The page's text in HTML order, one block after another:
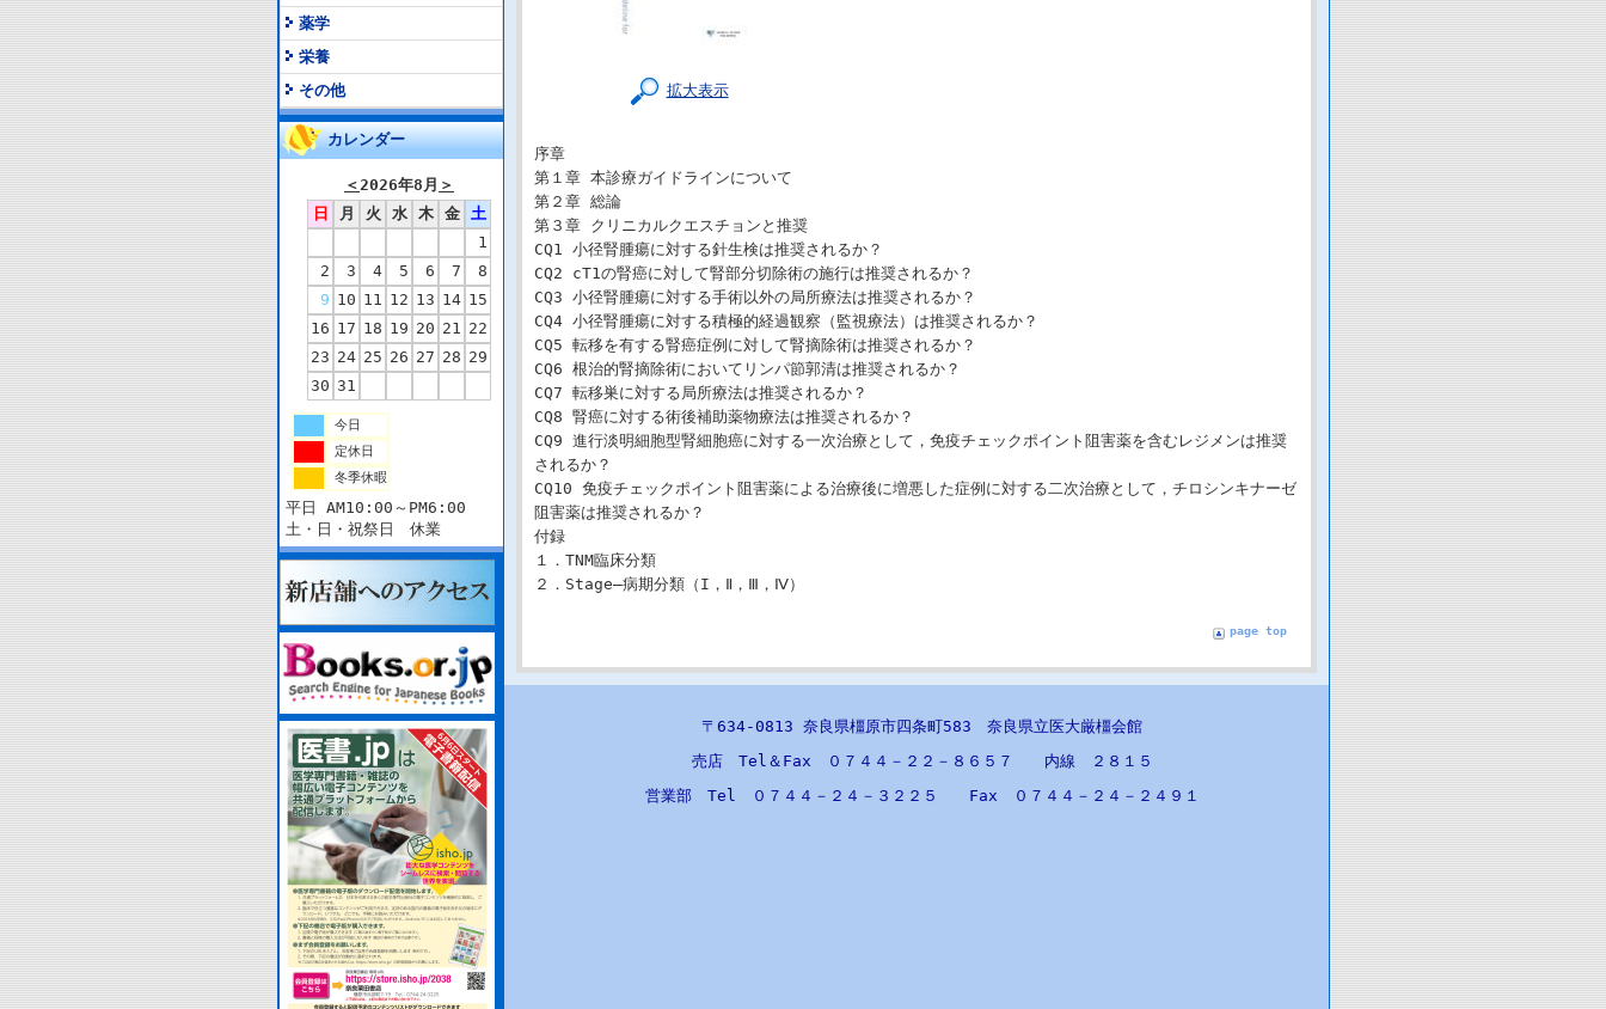
薬学
栄養
その他
カレンダー
＜2026年8月 ＞
日
月 火 水 木 金
土
1
2
3 4 5 6 7
8
9 10 11 12 13 14 15
16 17 18 19 20 21 22
23 24 25 26 27 28 29
30 31
今日
定休日
冬季休暇
平日 AM10:00～PM6:00
土・日・祝祭日 休業
拡大表示
序章
第１章 本診療ガイドラインについて
第２章 総論
第３章 クリニカルクエスチョンと推奨
CQ1 小径腎腫瘍に対する針生検は推奨されるか？
CQ2 cT1の腎癌に対して腎部分切除術の施行は推奨されるか？
CQ3 小径腎腫瘍に対する手術以外の局所療法は推奨されるか？
CQ4 小径腎腫瘍に対する積極的経過観察（監視療法）は推奨されるか？
CQ5 転移を有する腎癌症例に対して腎摘除術は推奨されるか？
CQ6 根治的腎摘除術においてリンパ節郭清は推奨されるか？
CQ7 転移巣に対する局所療法は推奨されるか？
CQ8 腎癌に対する術後補助薬物療法は推奨されるか？
CQ9 進行淡明細胞型腎細胞癌に対する一次治療として，免疫チェックポイント阻害薬を含むレジメンは推奨
されるか？
CQ10 免疫チェックポイント阻害薬による治療後に増悪した症例に対する二次治療として，チロシンキナーゼ
阻害薬は推奨されるか？
付録
１．TNM臨床分類
２．Stage―病期分類（I，Ⅱ，Ⅲ，Ⅳ）
page top
〒634-0813 奈良県橿原市四条町583 奈良県立医大厳橿会館
売店 Tel＆Fax ０７４４－２２－８６５７ 内線 ２８１５
営業部 Tel ０７４４－２４－３２２５ Fax ０７４４－２４－２４９１